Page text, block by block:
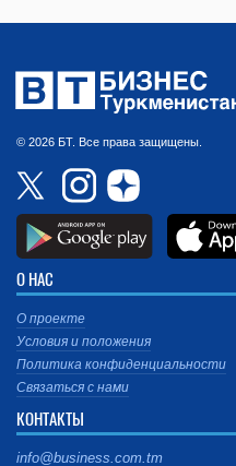
© 2026 БТ. Все права защищены.
О НАС
О проекте
Условия и положения
Политика конфиденциальности
Связаться с нами
КОНТАКТЫ
info@business.com.tm